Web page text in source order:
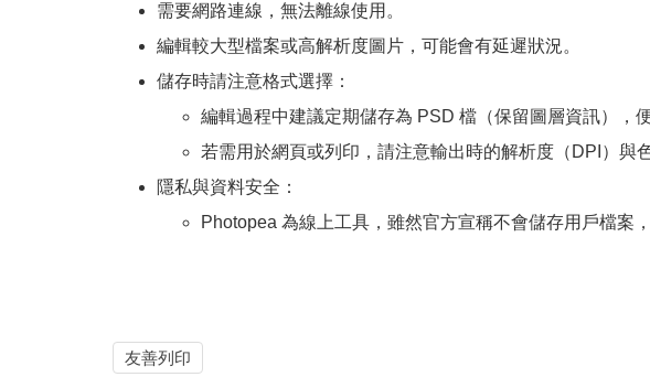
需要網路連線，無法離線使用。
編輯較大型檔案或高解析度圖片，可能會有延遲狀況。
儲存時請注意格式選擇：
編輯過程中建議定期儲存為 PSD 檔（保留圖層資訊），
若需用於網頁或列印，請注意輸出時的解析度（DPI）與
隱私與資料安全：
Photopea 為線上工具，雖然官方宣稱不會儲存用戶檔案
友善列印